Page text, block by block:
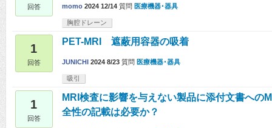
回答 momo 2024 12/14 質問 医療機器･器具
胸腔ドレーン
1
回答
PET-MRI 遮蔽用容器の吸着
JUNICHI 2024 8/23 質問 医療機器･器具
吸引
1
回答
MRI検査に影響を与えない製品に添付文書への
全性の記載は必要か？